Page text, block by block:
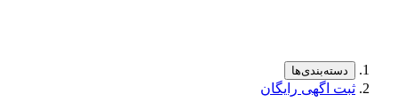
دسته‌بندی‌ها
ثبت اگهی رایگان